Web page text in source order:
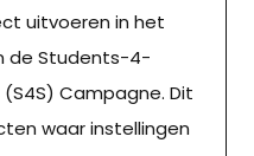
uitvoeren in het
de Students-4-
Campagne. Dit
waar instellingen